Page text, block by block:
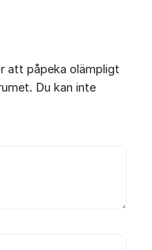
att påpeka olämpligt
Du kan inte